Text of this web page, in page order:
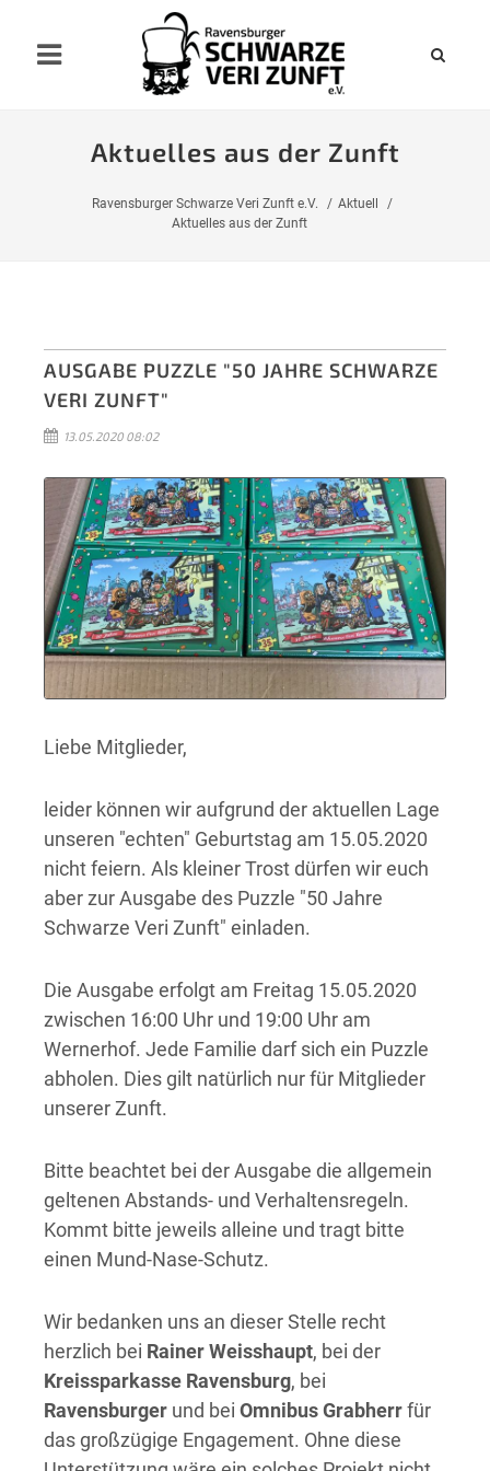
Aktuelles aus der Zunft
Ravensburger Schwarze Veri Zunft e.V.
Aktuell
Aktuelles aus der Zunft
AUSGABE PUZZLE "50 JAHRE SCHWARZE
VERI ZUNFT"
13.05.2020 08:02
Liebe Mitglieder,
leider können wir aufgrund der aktuellen Lage
unseren "echten" Geburtstag am 15.05.2020
nicht feiern. Als kleiner Trost dürfen wir euch
aber zur Ausgabe des Puzzle "50 Jahre
Schwarze Veri Zunft" einladen.
Die Ausgabe erfolgt am Freitag 15.05.2020
zwischen 16:00 Uhr und 19:00 Uhr am
Wernerhof. Jede Familie darf sich ein Puzzle
abholen. Dies gilt natürlich nur für Mitglieder
unserer Zunft.
Bitte beachtet bei der Ausgabe die allgemein
geltenen Abstands- und Verhaltensregeln.
Kommt bitte jeweils alleine und tragt bitte
einen Mund-Nase-Schutz.
Wir bedanken uns an dieser Stelle recht
herzlich bei Rainer Weisshaupt, bei der
Kreissparkasse Ravensburg, bei
Ravensburger und bei Omnibus Grabherrfür
das großzügige Engagement. Ohne diese